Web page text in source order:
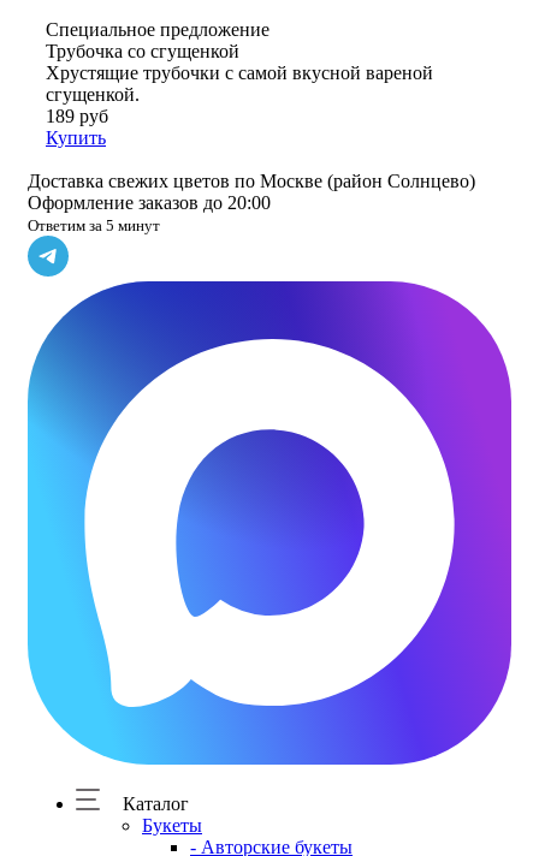
Специальное предложение
Трубочка со сгущенкой
Хрустящие трубочки с самой вкусной вареной
сгущенкой.
189 руб
Купить
Доставка свежих цветов по Москве (район Солнцево)
Оформление заказов до 20:00
Ответим за 5 минут
Каталог
Букеты
- Авторские букеты